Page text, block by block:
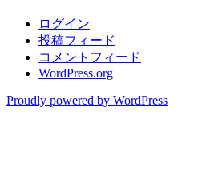
ログイン
投稿フィード
コメントフィード
WordPress.org
Proudly powered by WordPress